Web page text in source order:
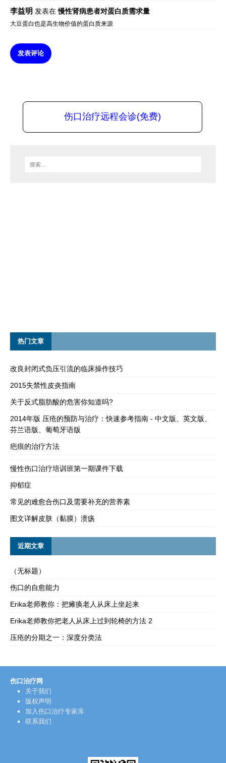
李益明 发表在慢性肾病患者对蛋白质需求量
大豆蛋白也是高生物价值的蛋白质来源
发表评论
伤口治疗远程会诊(免费)
热门文章
改良封闭式负压引流的临床操作技巧
2015失禁性皮炎指南
关于反式脂肪酸的危害你知道吗?
2014年版 压疮的预防与治疗：快速参考指南 - 中文版、英文版、
芬兰语版、葡萄牙语版
疤痕的治疗方法
慢性伤口治疗培训班第一期课件下载
抑郁症
常见的难愈合伤口及需要补充的营养素
图文详解皮肤（黏膜）溃疡
近期文章
（无标题）
伤口的自愈能力
Erika老师教你：把瘫痪老人从床上坐起来
Erika老师教你把老人从床上过到轮椅的方法 2
压疮的分期之一：深度分类法
伤口治疗网
关于我们
版权声明
加入伤口治疗专家库
联系我们